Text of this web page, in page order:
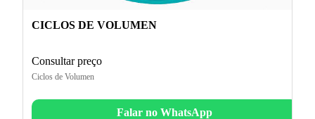
CICLOS DE VOLUMEN
Consultar preço
Ciclos de Volumen
Falar no WhatsApp